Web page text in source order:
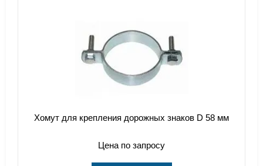
Хомут для крепления дорожных знаков D 58 мм
Цена по запросу